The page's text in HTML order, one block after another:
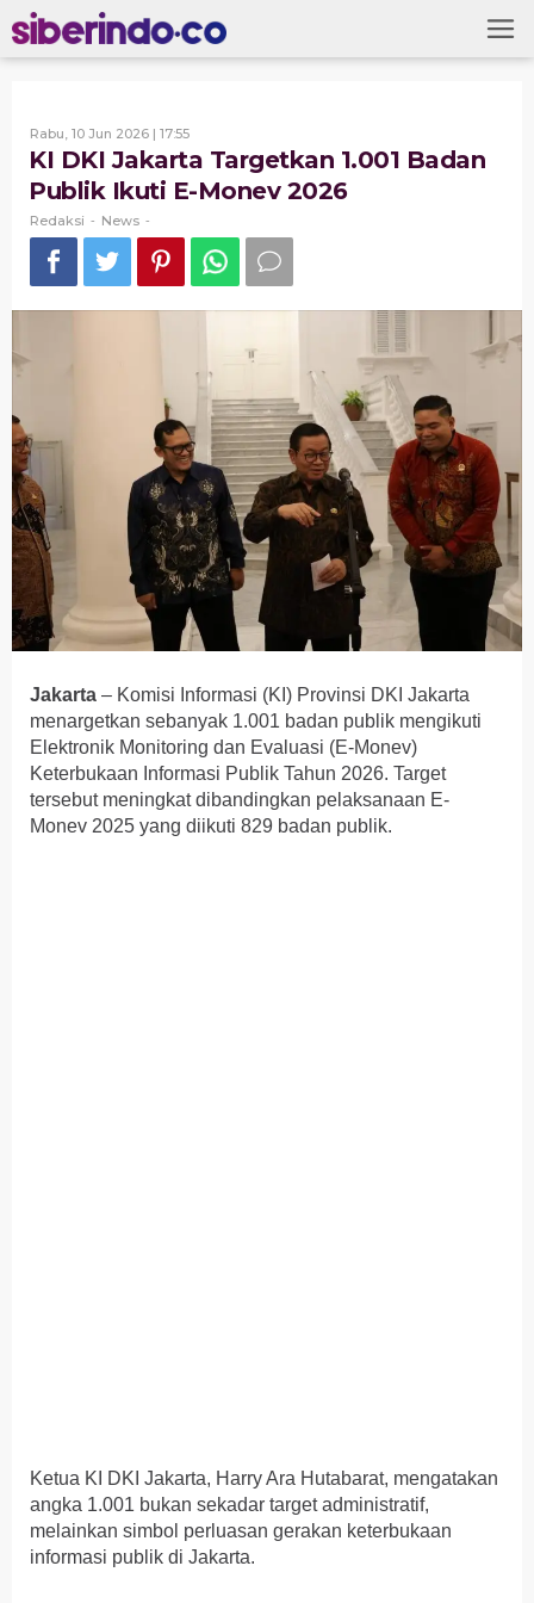
Skip
to
content
Rabu, 10 Jun 2026 | 17:55Oleh
Redaksi
KI DKI Jakarta Targetkan 1.001 Badan
Publik Ikuti E-Monev 2026
Redaksi - News -
Jakarta – Komisi Informasi (KI) Provinsi DKI Jakarta
menargetkan sebanyak 1.001 badan publik mengikuti
Elektronik Monitoring dan Evaluasi (E-Monev)
Keterbukaan Informasi Publik Tahun 2026. Target
tersebut meningkat dibandingkan pelaksanaan E-
Monev 2025 yang diikuti 829 badan publik.
Ketua KI DKI Jakarta, Harry Ara Hutabarat, mengatakan
angka 1.001 bukan sekadar target administratif,
melainkan simbol perluasan gerakan keterbukaan
informasi publik di Jakarta.